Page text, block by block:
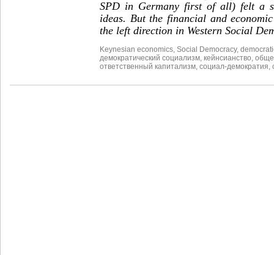
SPD in Germany first of all) felt a
ideas. But the financial and
the left direction in Western Social
Keynesian economics Social Democracy,
демократический социализм кейнсианство
ответственный капитализм социал-демократия